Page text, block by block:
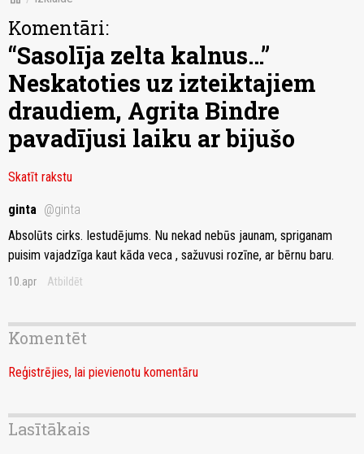
Komentāri:
“Sasolīja zelta kalnus…”
Neskatoties uz izteiktajiem
draudiem, Agrita Bindre
pavadījusi laiku ar bijušo
Skatīt rakstu
ginta @ginta
Absolūts cirks. Iestudējums. Nu nekad nebūs jaunam, spriganam
puisim vajadzīga kaut kāda veca , sažuvusi rozīne, ar bērnu baru.
10.apr Atbildēt
Komentēt
Reģistrējies, lai pievienotu komentāru
Lasītākais